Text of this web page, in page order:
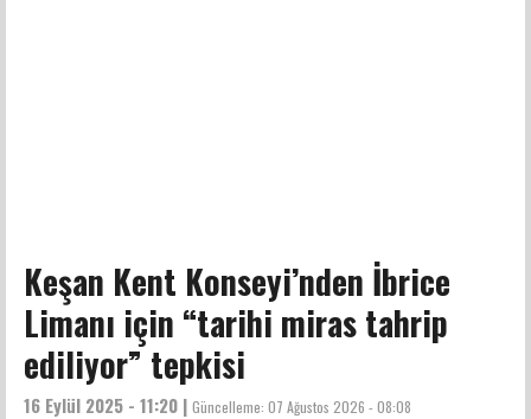
Keşan Kent Konseyi’nden İbrice
Limanı için “tarihi miras tahrip
ediliyor” tepkisi
16 Eylül 2025 - 11:20 | Güncelleme: 07 Ağustos 2026 - 08:08